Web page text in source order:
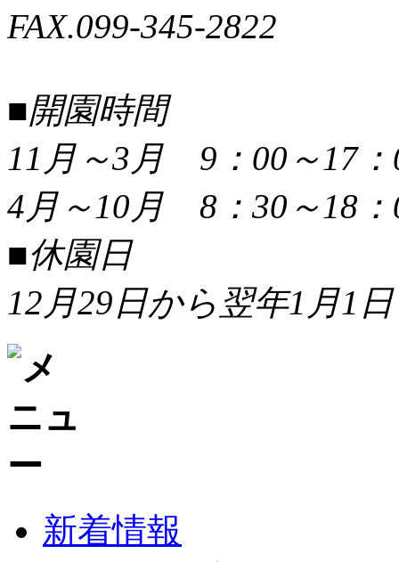
FAX.099-345-2822
■開園時間
11月～3月 9：00～17：
4月～10月 8：30～18：
■休園日
12月29日から翌年1月1日
新着情報